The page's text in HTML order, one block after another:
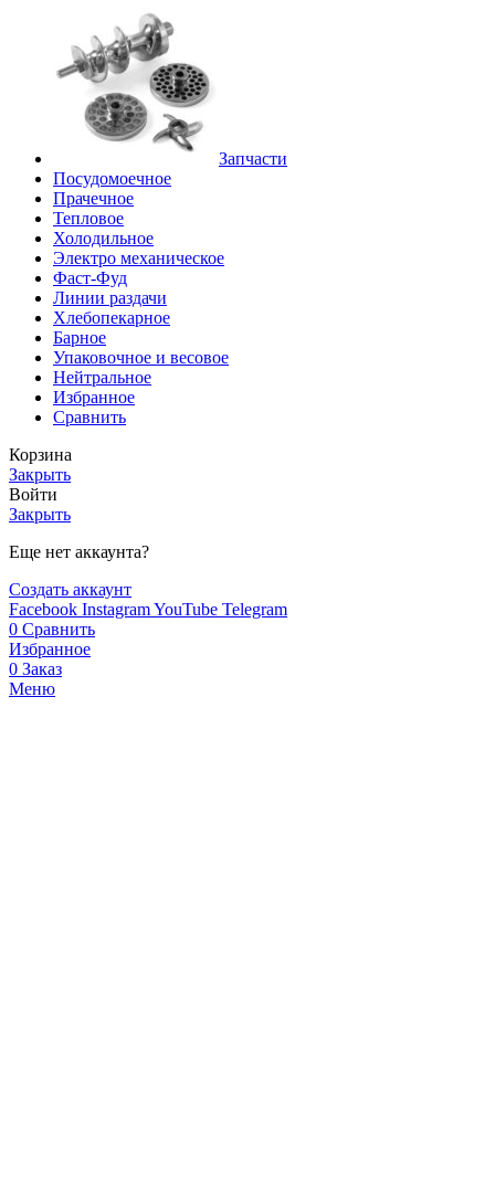
Запчасти
Посудомоечное
Прачечное
Тепловое
Холодильное
Электро механическое
Фаст-Фуд
Линии раздачи
Хлебопекарное
Барное
Упаковочное и весовое
Нейтральное
Избранное
Сравнить
Корзина
Закрыть
Войти
Закрыть
Еще нет аккаунта?
Создать аккаунт
Facebook InstagramYouTube Telegram
0 Сравнить
Избранное
0 Заказ
Меню